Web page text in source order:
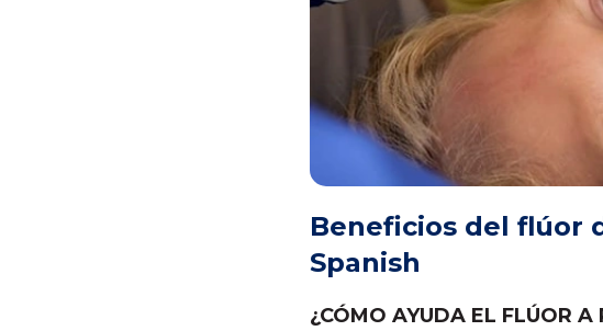
Beneficios del flúor
Spanish
¿CÓMO AYUDA EL FLÚOR